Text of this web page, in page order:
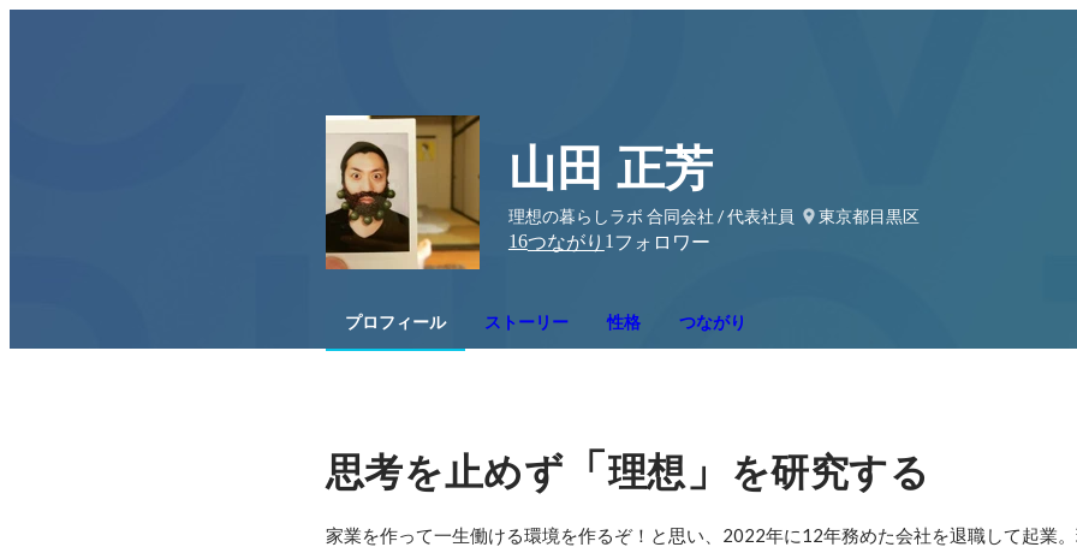
山田 正芳
理想の暮らしラボ 合同会社 / 代表社員
東京都目黒区
16つながり 1 フォロワー
プロフィール ストーリー 性格 つながり
思考を止めず 「理想」 を研究する
家業を作って一生働ける環境を作るぞ！と思い、2022年に12年務めた会社を退職して起業